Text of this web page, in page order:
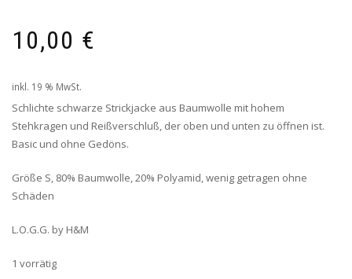
10,00 €
inkl. 19 % MwSt.
Schlichte schwarze Strickjacke aus Baumwolle mit hohem
Stehkragen und Reißverschluß, der oben und unten zu öffnen ist.
Basic und ohne Gedöns.
Größe S, 80% Baumwolle, 20% Polyamid, wenig getragen ohne
Schäden
L.O.G.G. by H&M
1 vorrätig